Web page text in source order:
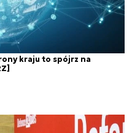
kraju to spójrz na